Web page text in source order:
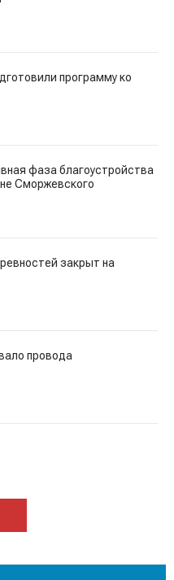
программу ко
фаза благоустройства
Сморжевского
закрыт на
провода